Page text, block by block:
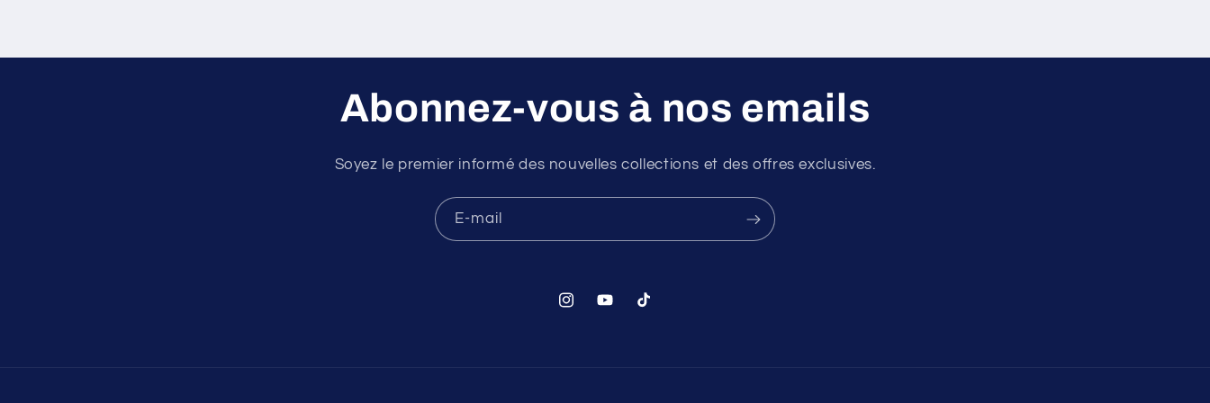
Abonnez-vous à nos emails
Soyez le premier informé des nouvelles collections et des offres exclusives.
E-mail
InstagramYouTubeTikTok